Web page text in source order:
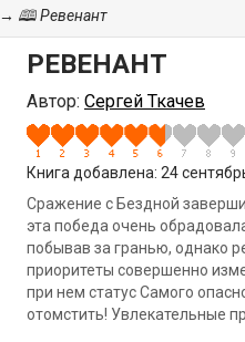
→ 🕮 Ревенант
РЕВЕНАНТ
Автор: Сергей Ткачев
Книга добавлена: 24
Сражение с Бездной
эта победа очень
побывав за гранью, однако
приоритеты совершенно
при нем статус Самого
отомстить! Увлекательные